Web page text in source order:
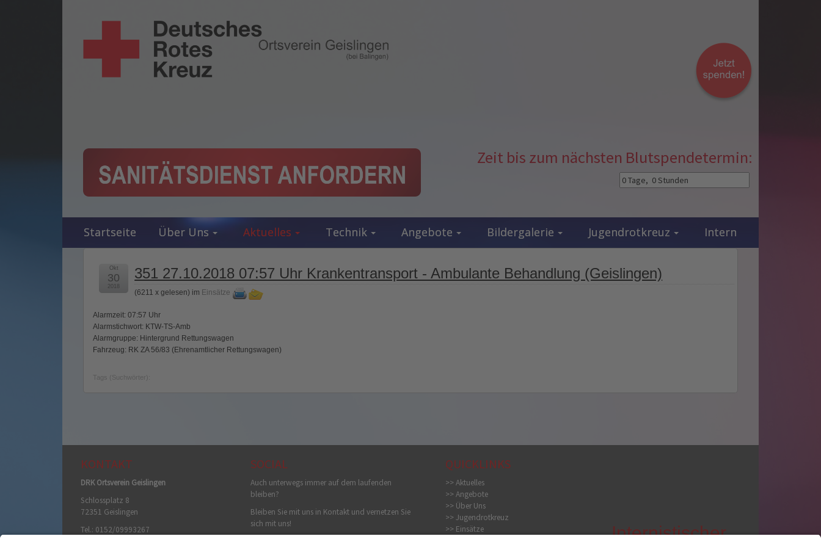
Zeit bis zum nächsten Blutspendetermin:
Startseite Über Uns Aktuelles Technik Angebote Bildergalerie Jugendrotkreuz Intern
351 27.10.2018 07:57 Uhr Krankentransport - Ambulante Behandlung (Geislingen)
(6211 x gelesen) im Einsätze
Okt
30
2018
Alarmzeit: 07:57 Uhr
Alarmstichwort: KTW-TS-Amb
Alarmgruppe: Hintergrund Rettungswagen
Fahrzeug: RK ZA 56/83 (Ehrenamtlicher Rettungswagen)
Tags (Suchwörter):
KONTAKT
DRK Ortsverein Geislingen
Schlossplatz 8
72351 Geislingen
Tel.: 0152/09993267
SOCIAL
Auch unterwegs immer auf dem laufenden
bleiben?
Bleiben Sie mit uns in Kontakt und vernetzen Sie
sich mit uns!
QUICKLINKS
>> Aktuelles
>> Angebote
>> Über Uns
>> Jugendrotkreuz
>> Einsätze
Internistischer